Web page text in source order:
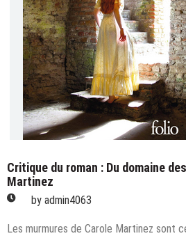
Critique du roman : Du domaine
Martinez
by admin4063
Les murmures de Carole Martinez sont